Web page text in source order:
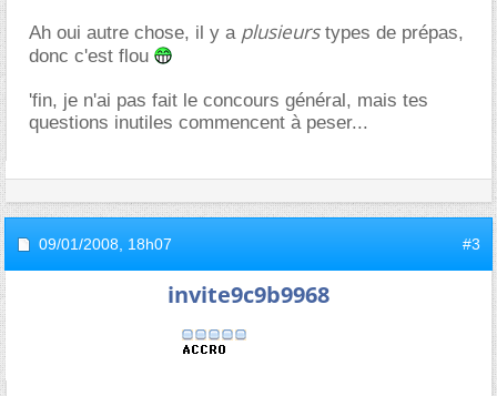
Ah oui autre chose, il y a plusieurstypes de prépas,
donc c'est flou
'fin, je n'ai pas fait le concours général, mais tes
questions inutiles commencent à peser...
09/01/2008, 18h07 #3
invite9c9b9968